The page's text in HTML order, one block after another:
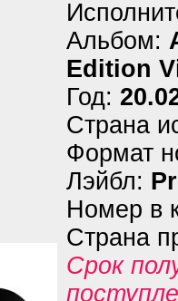
Альбом:
Edition
Год:
Страна
Формат
Лэйбл:
Номер в
Страна
Срок